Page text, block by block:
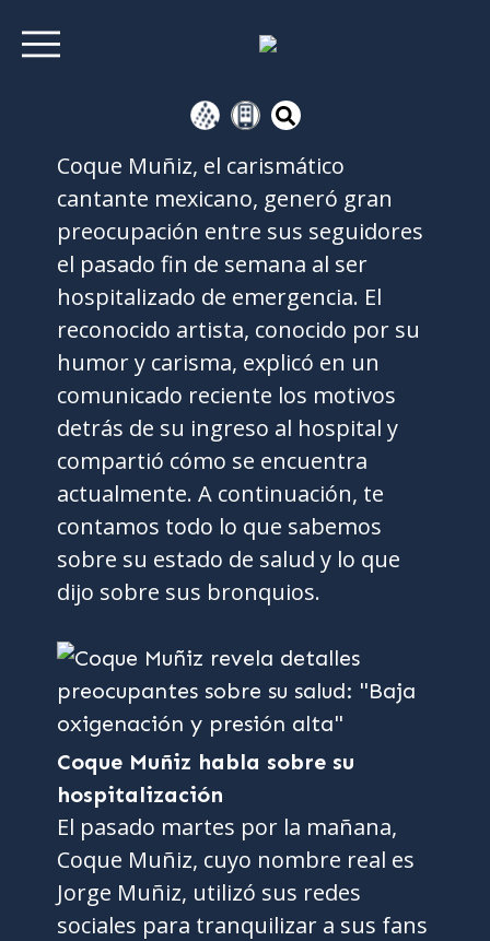
Coque Muñiz, el carismático
cantante mexicano, generó gran
preocupación entre sus seguidores
el pasado fin de semana al ser
hospitalizado de emergencia. El
reconocido artista, conocido por su
humor y carisma, explicó en un
comunicado reciente los motivos
detrás de su ingreso al hospital y
compartió cómo se encuentra
actualmente. A continuación, te
contamos todo lo que sabemos
sobre su estado de salud y lo que
dijo sobre sus bronquios.
Coque Muñiz habla sobre su
hospitalización
El pasado martes por la mañana,
Coque Muñiz, cuyo nombre real es
Jorge Muñiz, utilizó sus redes
sociales para tranquilizar a sus fans